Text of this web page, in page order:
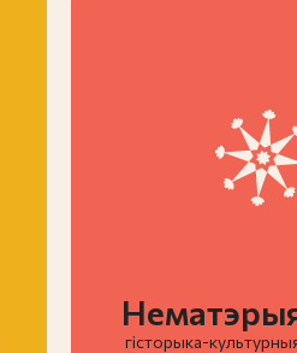
гiсторыка-